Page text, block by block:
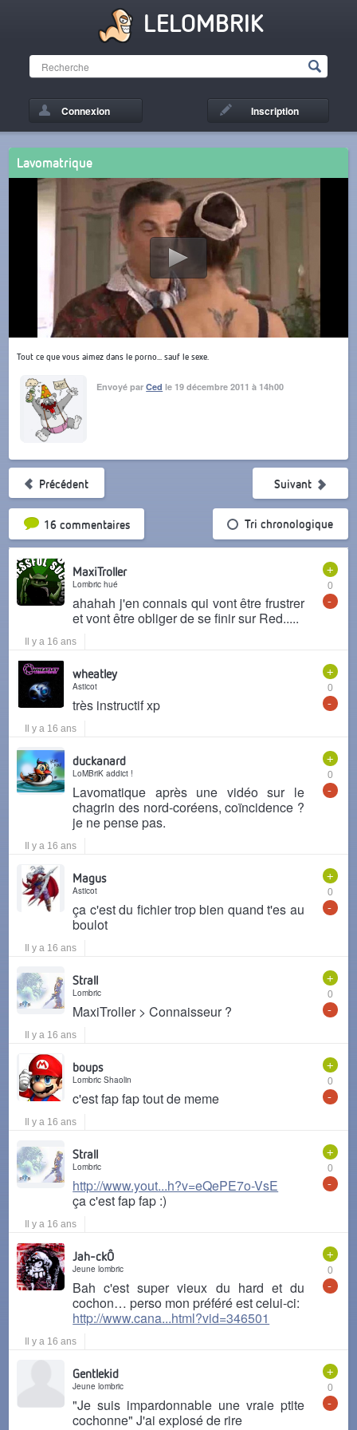
LELOMBRIK
Connexion Inscription
Lavomatrique
Tout ce que vous aimez dans le porno... sauf le sexe.
Envoyé parCed le 19 décembre 2011 à 14h00
Précédent
16 commentairesTri par popularité Tri chronologique
Suivant
+
0
-
MaxiTroller
Lombric hué
ahahah j'en connais qui vont être frustrer
et vont être obliger de se finir sur Red.....
Il y a 16 ans
+
0
-
wheatley
Asticot
très instructif xp
Il y a 16 ans
+
0
-
duckanard
LoMBriK addict !
Lavomatique après une vidéo sur le
chagrin des nord-coréens, coïncidence ?
je ne pense pas.
Il y a 16 ans
+
0
-
Magus
Asticot
ça c'est du fichier trop bien quand t'es au
boulot
Il y a 16 ans
+
0
-
Strall
Lombric
MaxiTroller > Connaisseur ?
Il y a 16 ans
+
0
-
boups
Lombric Shaolin
c'est fap fap tout de meme
Il y a 16 ans
+
0
-
Strall
Lombric
http://www.yout...h?v=eQePE7o-VsE
ça c'est fap fap :)
Il y a 16 ans
+
0
-
Jah-ckÔ
Jeune lombric
Bah c'est super vieux du hard et du
cochon… perso mon préféré est celui-ci:
http://www.cana...html?vid=346501
Il y a 16 ans
+
0
-
Gentlekid
Jeune lombric
"Je suis impardonnable une vraie ptite
cochonne" J'ai explosé de rire